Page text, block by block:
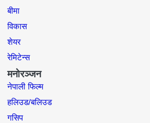
बीमा
विकास
शेयर
रेमिटेन्स
मनोरञ्जन
नेपाली फिल्म
हलिउड/बलिउड
गसिप